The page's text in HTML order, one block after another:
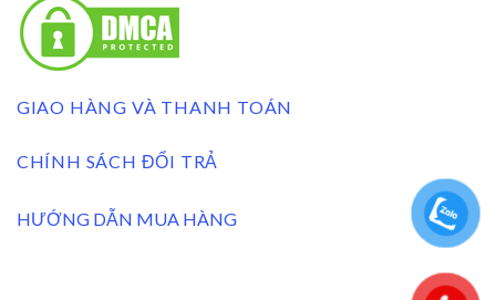
GIAO HÀNG VÀ THANH TOÁN
CHÍNH SÁCH ĐỔI TRẢ
HƯỚNG DẪN MUA HÀNG